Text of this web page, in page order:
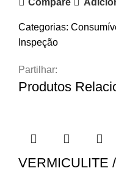
Categorias:
Inspeção
Partilhar:
Produtos
VERMICULITE